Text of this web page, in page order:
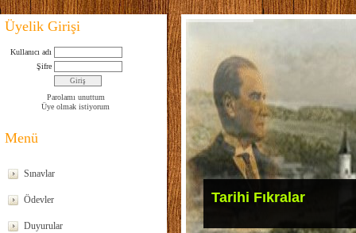
Üyelik Girişi
Kullanıcı adı
Şifre
Parolamı unuttum
Üye olmak istiyorum
Menü
Sınavlar
Ödevler
Duyurular
Tarihi Fıkralar